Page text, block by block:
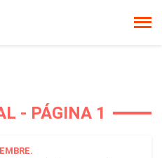
- PÁGINA 1